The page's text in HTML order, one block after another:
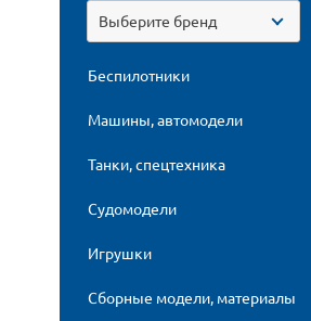
Выберите бренд
Беспилотники
Машины, автомодели
Танки, спецтехника
Судомодели
Игрушки
Сборные модели, материалы